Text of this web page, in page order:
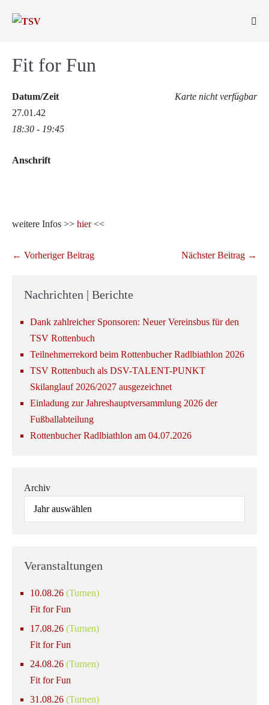
Inhalt
Fit for Fun
Karte nicht verfügbar
Datum/Zeit
27.01.42
18:30 - 19:45
Anschrift
weitere Infos >> hier<<
Beitragsnavigation
← Vorheriger Beitrag Nächster Beitrag →
Nachrichten | Berichte
Dank zahlreicher Sponsoren: Neuer Vereinsbus für den
TSV Rottenbuch
Teilnehmerrekord beim Rottenbucher Radlbiathlon 2026
TSV Rottenbuch als DSV-TALENT-PUNKT
Skilanglauf 2026/2027 ausgezeichnet
Einladung zur Jahreshauptversammlung 2026 der
Fußballabteilung
Rottenbucher Radlbiathlon am 04.07.2026
Archiv
Veranstaltungen
10.08.26 (Turnen)
Fit for Fun
17.08.26 (Turnen)
Fit for Fun
24.08.26 (Turnen)
Fit for Fun
31.08.26 (Turnen)